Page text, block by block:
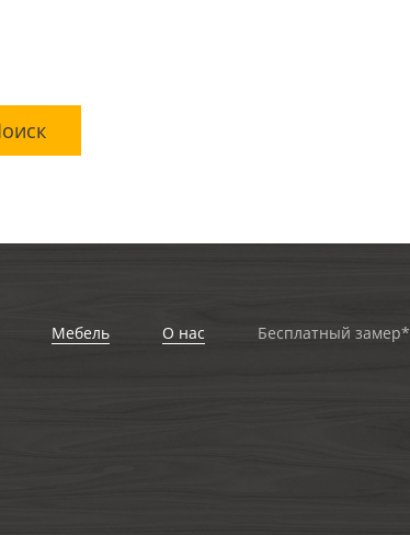
Мебель О нас
Бесплатный замер*